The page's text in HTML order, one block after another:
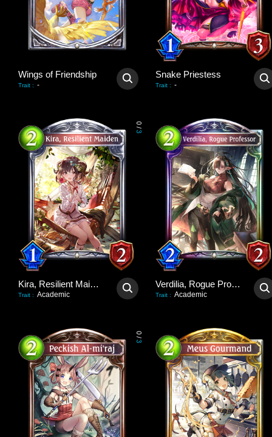
Wings of Friendship
Trait : -
Snake Priestess
Trait : -
0
/
3
Kira, Resilient Maiden
Trait : Academic
Verdilia, Rogue Professor
Trait : Academic
0
/
3